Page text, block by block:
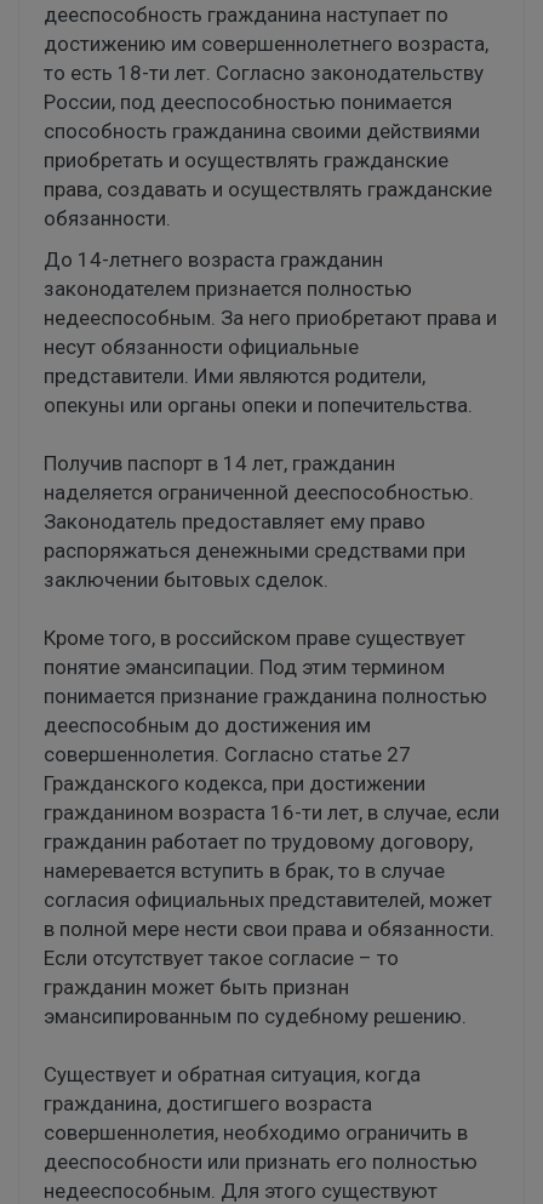
дееспособность гражданина наступает по
достижению им совершеннолетнего возраста,
то есть 18-ти лет. Согласно законодательству
России, под дееспособностью понимается
способность гражданина своими действиями
приобретать и осуществлять гражданские
права, создавать и осуществлять гражданские
обязанности.
До 14-летнего возраста гражданин
законодателем признается полностью
недееспособным. За него приобретают права и
несут обязанности официальные
представители. Ими являются родители,
опекуны или органы опеки и попечительства.
Получив паспорт в 14 лет, гражданин
наделяется ограниченной дееспособностью.
Законодатель предоставляет ему право
распоряжаться денежными средствами при
заключении бытовых сделок.
Кроме того, в российском праве существует
понятие эмансипации. Под этим термином
понимается признание гражданина полностью
дееспособным до достижения им
совершеннолетия. Согласно статье 27
Гражданского кодекса, при достижении
гражданином возраста 16-ти лет, в случае, если
гражданин работает по трудовому договору,
намеревается вступить в брак, то в случае
согласия официальных представителей, может
в полной мере нести свои права и обязанности.
Если отсутствует такое согласие – то
гражданин может быть признан
эмансипированным по судебному решению.
Существует и обратная ситуация, когда
гражданина, достигшего возраста
совершеннолетия, необходимо ограничить в
дееспособности или признать его полностью
недееспособным. Для этого существуют